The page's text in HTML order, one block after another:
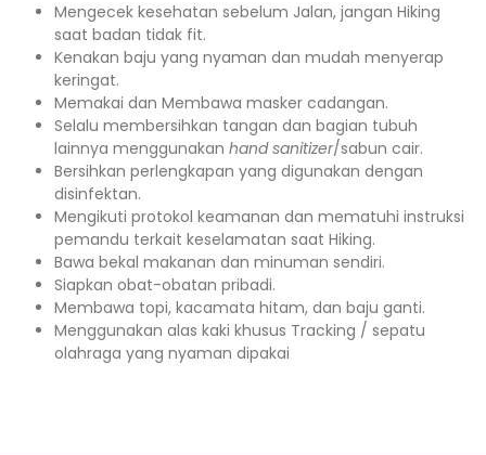
Mengecek kesehatan sebelum Jalan, jangan Hiking
saat badan tidak fit.
Kenakan baju yang nyaman dan mudah menyerap
keringat.
Memakai dan Membawa masker cadangan.
Selalu membersihkan tangan dan bagian tubuh
lainnya menggunakan hand sanitizer/sabun cair.
Bersihkan perlengkapan yang digunakan dengan
disinfektan.
Mengikuti protokol keamanan dan mematuhi instruksi
pemandu terkait keselamatan saat Hiking.
Bawa bekal makanan dan minuman sendiri.
Siapkan obat-obatan pribadi.
Membawa topi, kacamata hitam, dan baju ganti.
Menggunakan alas kaki khusus Tracking / sepatu
olahraga yang nyaman dipakai